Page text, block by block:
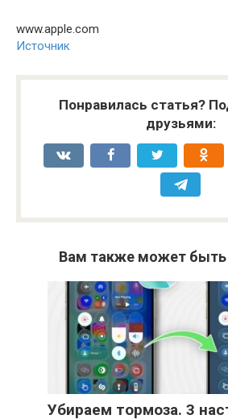
www.apple.com
Источник
Понравилась статья?
друзьями:
Вам также может быть
Убираем тормоза. 3